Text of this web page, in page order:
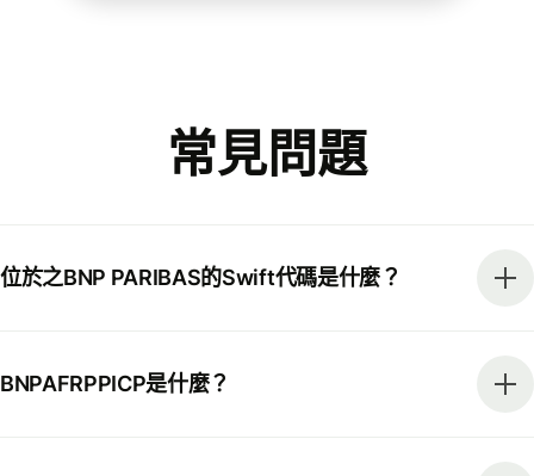
常見問題
位於之BNP PARIBAS的Swift代碼是什麼？
BNPAFRPPICP是什麼？